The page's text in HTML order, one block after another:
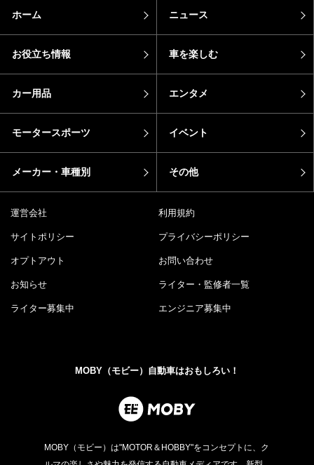
ホーム ニュース
お役立ち情報 車を楽しむ
カー用品 エンタメ
モータースポーツ イベント
メーカー・車種別 その他
運営会社 利用規約
サイトポリシー プライバシーポリシー
オプトアウト お問い合わせ
お知らせ ライター・監修者一覧
ライター募集中 エンジニア募集中
MOBY（モビー）自動車はおもしろい！
MOBY（モビー）は"MOTOR＆HOBBY"をコンセプトに、ク